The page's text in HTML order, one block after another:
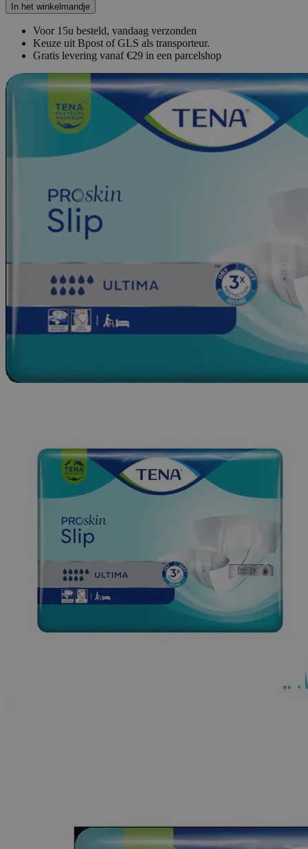
In het winkelmandje
Voor 15u besteld, vandaag verzonden
Keuze uit Bpost of GLS als transporteur.
Gratis levering vanaf €29 in een parcelshop